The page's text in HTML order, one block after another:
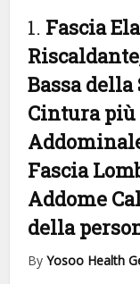
1. Fascia
Bassa
Cintura più
Fascia
Addome
della
ByYosoo Health